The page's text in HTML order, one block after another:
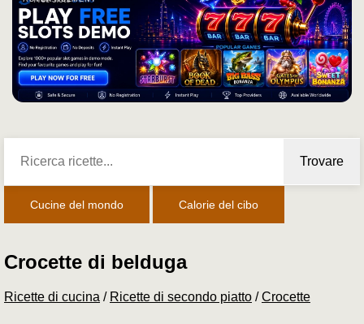
Trovare
Cucine del mondo Calorie del cibo
Crocette di belduga
Ricette di cucina / Ricette di secondo piatto /Crocette